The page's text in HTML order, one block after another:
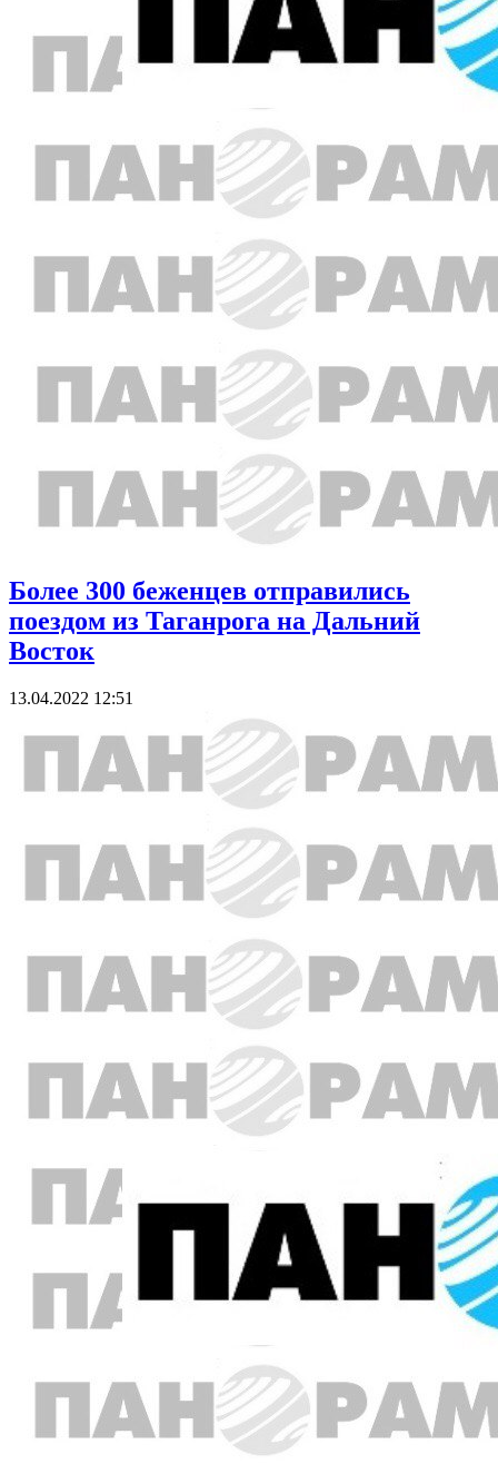
Более 300 беженцев отправились
поездом из Таганрога на Дальний
Восток
13.04.2022 12:51